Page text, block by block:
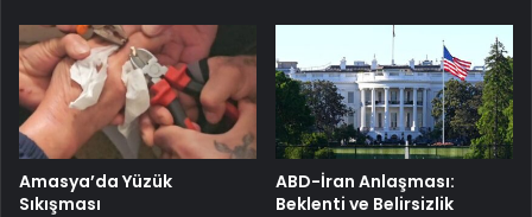
Amasya’da Yüzük
Sıkışması
ABD-İran Anlaşması:
Beklenti ve Belirsizlik